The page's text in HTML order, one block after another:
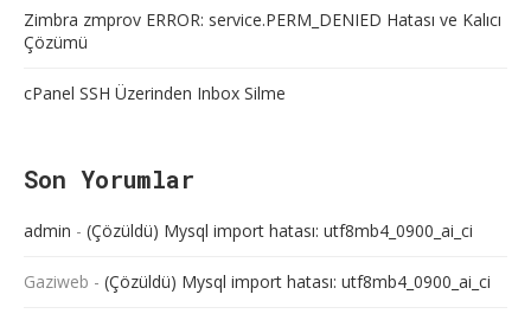
Zimbra zmprov ERROR: service.PERM_DENIED Hatası ve Kalıcı
Çözümü
cPanel SSH Üzerinden Inbox Silme
Son Yorumlar
admin - (Çözüldü) Mysql import hatası: utf8mb4_0900_ai_ci
Gaziweb - (Çözüldü) Mysql import hatası: utf8mb4_0900_ai_ci